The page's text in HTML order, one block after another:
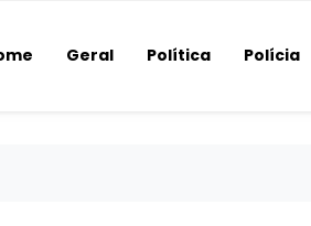
Geral Política Polícia